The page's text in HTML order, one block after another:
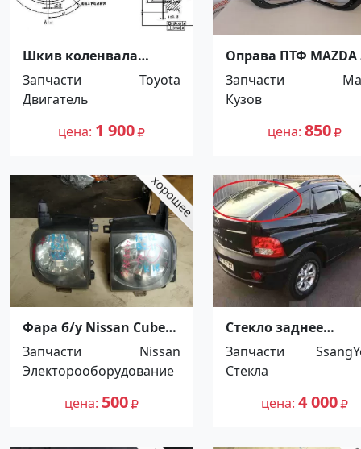
Шкив коленвала
TOYOTA CAMRY GRACIA
/ CROWN / GAIA / MARK
/ NADIA / VISTA / ARDEO
Краснодар
Запчасти
Toyota
Двигатель
цена 1 900
Оправа ПТФ MAZDA
AXELLA 08-10 SPORT
Краснодар
Запчасти
Кузов
цена 850
Фара б/у Nissan Cube
BZ11 Краснодар
Запчасти
Nissan
Электорооборудование
цена 500
Стекло заднее
SSANGYONG ACTYON
2006-2011
Запчасти
Стекла
цена 4 000